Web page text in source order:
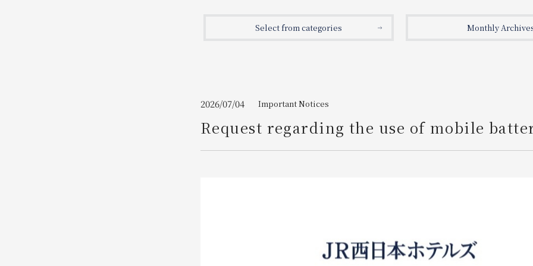
Select from categories Monthly
2026/07/04 Important Notices
Request regarding the use of mobile